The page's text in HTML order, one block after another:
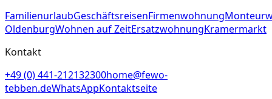
FamilienurlaubGeschäftsreisenFirmenwohnung
OldenburgWohnen auf ZeitErsatzwohnungKramermarkt
Kontakt
+49 (0) 441-212132300home@fewo-
tebben.deWhatsAppKontaktseite